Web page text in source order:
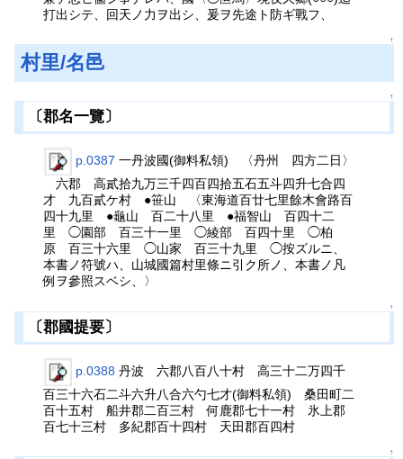
打出シテ、回天ノ力ヲ出シ、爰ヲ先途ト防ギ戰フ、
↑
村里/名邑
↑
〔郡名一覽〕
p.0387 一丹波國(御料私領) 〈丹州 四方二日〉
六郡 高貳拾九万三千四百四拾五石五斗四升七合四
才 九百貳ケ村 ●笹山 〈東海道百廿七里餘木會路百
四十九里 ●龜山 百二十八里 ●福智山 百四十二
里 ◯園部 百三十一里 ◯綾部 百四十里 ◯柏
原 百三十六里 ◯山家 百三十九里 ◯按ズルニ、
本書ノ符號ハ、山城國篇村里條ニ引ク所ノ、本書ノ凡
例ヲ參照スベシ、〉
↑
〔郡國提要〕
p.0388 丹波 六郡八百八十村 高三十二万四千
百三十六石二斗六升八合六勺七才(御料私領) 桑田町二
百十五村 船井郡二百三村 何鹿郡七十一村 氷上郡
百七十三村 多紀郡百十四村 天田郡百四村
↑